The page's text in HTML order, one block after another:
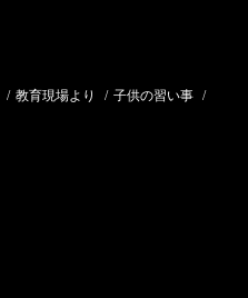
/ 教育現場より / 子供の習い事 /